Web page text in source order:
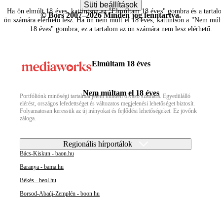
Ha ön elmúlt 18 éves, kattintson az "Elmúltam 18 éves" gombra és a
ön számára elérhető lesz. Ha ön nem múlt el 18 éves, kattintson a "Nem
18 éves" gombra; ez a tartalom az ön számára nem lesz elérhető.
Elmúltam 18 éves
Nem múltam el 18 éves
Süti beállítások
© Bors 2007–2026 Minden jog fenntartva.
Portfóliónk minőségi tartalmat jelent minden olvasó számára. Egyedülálló
elérést, országos lefedettséget és változatos megjelenési lehetőséget biztosít.
Folyamatosan keressük az új irányokat és fejlődési lehetőségeket. Ez jövőnk
záloga.
Regionális hírportálok
Bács-Kiskun - baon.hu
Baranya - bama.hu
Békés - beol.hu
Borsod-Abaúj-Zemplén - boon.hu